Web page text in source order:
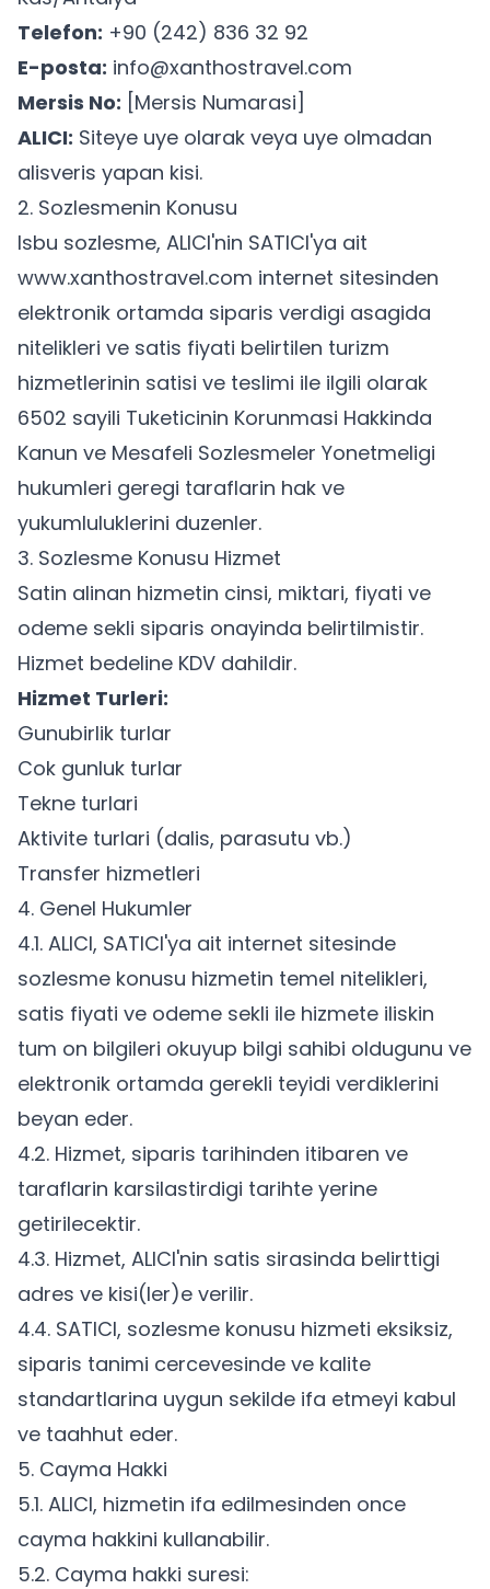
Telefon: +90 (242) 836 32 92
E-posta: info@xanthostravel.com
Mersis No: [Mersis Numarasi]
ALICI: Siteye uye olarak veya uye olmadan
alisveris yapan kisi.
2. Sozlesmenin Konusu
Isbu sozlesme, ALICI'nin SATICI'ya ait
www.xanthostravel.com internet sitesinden
elektronik ortamda siparis verdigi asagida
nitelikleri ve satis fiyati belirtilen turizm
hizmetlerinin satisi ve teslimi ile ilgili olarak
6502 sayili Tuketicinin Korunmasi Hakkinda
Kanun ve Mesafeli Sozlesmeler Yonetmeligi
hukumleri geregi taraflarin hak ve
yukumluluklerini duzenler.
3. Sozlesme Konusu Hizmet
Satin alinan hizmetin cinsi, miktari, fiyati ve
odeme sekli siparis onayinda belirtilmistir.
Hizmet bedeline KDV dahildir.
Hizmet Turleri:
Gunubirlik turlar
Cok gunluk turlar
Tekne turlari
Aktivite turlari (dalis, parasutu vb.)
Transfer hizmetleri
4. Genel Hukumler
4.1. ALICI, SATICI'ya ait internet sitesinde
sozlesme konusu hizmetin temel nitelikleri,
satis fiyati ve odeme sekli ile hizmete iliskin
tum on bilgileri okuyup bilgi sahibi oldugunu ve
elektronik ortamda gerekli teyidi verdiklerini
beyan eder.
4.2. Hizmet, siparis tarihinden itibaren ve
taraflarin karsilastirdigi tarihte yerine
getirilecektir.
4.3. Hizmet, ALICI'nin satis sirasinda belirttigi
adres ve kisi(ler)e verilir.
4.4. SATICI, sozlesme konusu hizmeti eksiksiz,
siparis tanimi cercevesinde ve kalite
standartlarina uygun sekilde ifa etmeyi kabul
ve taahhut eder.
5. Cayma Hakki
5.1. ALICI, hizmetin ifa edilmesinden once
cayma hakkini kullanabilir.
5.2. Cayma hakki suresi: